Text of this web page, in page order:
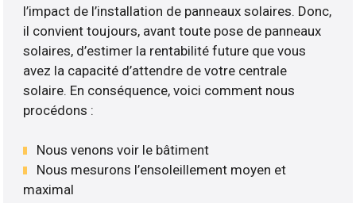
l’impact de l’installation de panneaux solaires. Donc,
il convient toujours, avant toute pose de panneaux
solaires, d’estimer la rentabilité future que vous
avez la capacité d’attendre de votre centrale
solaire. En conséquence, voici comment nous
procédons :
Nous venons voir le bâtiment
Nous mesurons l’ensoleillement moyen et
maximal